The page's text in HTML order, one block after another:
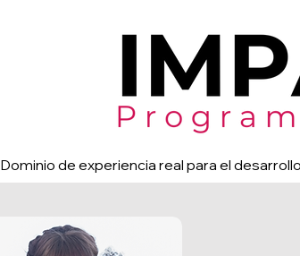
Dominio de experiencia real para el